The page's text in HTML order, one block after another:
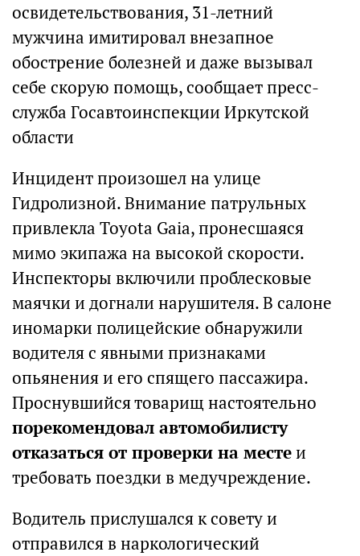
освидетельствования, 31-летний
мужчина имитировал внезапное
обострение болезней и даже вызывал
себе скорую помощь, сообщает пресс-
служба Госавтоинспекции Иркутской
области
Инцидент произошел на улице
Гидролизной. Внимание патрульных
привлекла Toyota Gaia, пронесшаяся
мимо экипажа на высокой скорости.
Инспекторы включили проблесковые
маячки и догнали нарушителя. В салоне
иномарки полицейские обнаружили
водителя с явными признаками
опьянения и его спящего пассажира.
Проснувшийся товарищ настоятельно
порекомендовал автомобилисту
отказаться от проверки на местеи
требовать поездки в медучреждение.
Водитель прислушался к совету и
отправился в наркологический